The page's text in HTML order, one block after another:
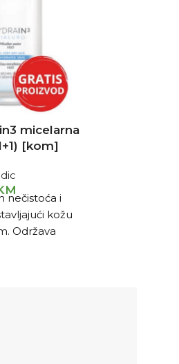
micelarna
[kom]
nečistoća i
kožu
Održava